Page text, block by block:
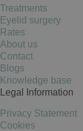
Treatments
Eyelid surgery
Rates
About us
Contact
Blogs
Knowledge base
Legal Information
Privacy Statement
Cookies